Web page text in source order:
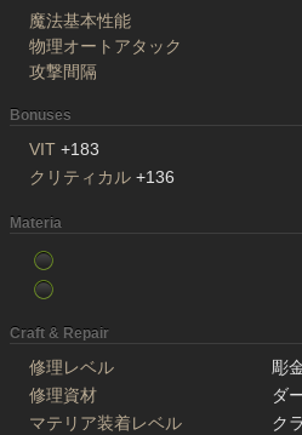
魔法基本性能
物理オートアタック
攻撃間隔
Bonuses
VIT +183
クリティカル +136
Materia
Craft & Repair
修理レベル
彫
修理資材
ダ
マテリア装着レベル
ク